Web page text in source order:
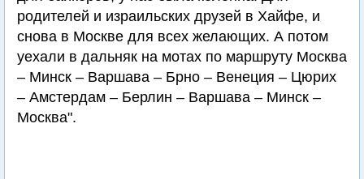
родителей и израильских друзей в Хайфе, и
снова в Москве для всех желающих. А потом
уехали в дальняк на мотах по маршруту Москва
– Минск – Варшава – Брно – Венеция – Цюрих
– Амстердам – Берлин – Варшава – Минск –
Москва".